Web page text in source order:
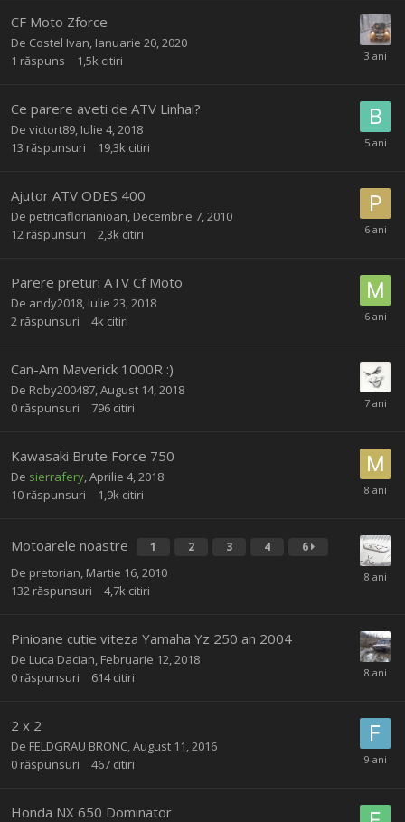
CF Moto Zforce
De Costel Ivan Ianuarie 20, 2020
1 răspuns 1,5k citiri
Ce parere aveti de ATV Linhai?
De victort89 Iulie 4, 2018
13 răspunsuri 19,3k citiri
Ajutor ATV ODES 400
De petricaflorianioan Decembrie 7, 2010
12 răspunsuri 2,3k citiri
Parere preturi ATV Cf Moto
De andy2018 Iulie 23, 2018
2 răspunsuri 4k citiri
Can-Am Maverick 1000R :)
De Roby200487 August 14, 2018
0 răspunsuri 796 citiri
Kawasaki Brute Force 750
De sierrafery Aprilie 4, 2018
10 răspunsuri 1,9k citiri
Motoarele noastre 1 2 3 4 6
De pretorian Martie 16, 2010
132 răspunsuri 4,7k citiri
Pinioane cutie viteza Yamaha Yz 250 an 2004
De Luca Dacian Februarie 12, 2018
0 răspunsuri 614 citiri
2 x 2
De FELDGRAU BRONC August 11, 2016
0 răspunsuri 467 citiri
Honda NX 650 Dominator